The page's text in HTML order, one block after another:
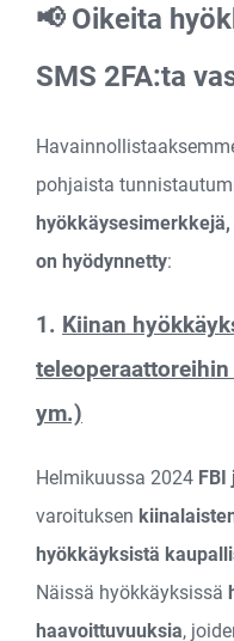
📢 Oikeita
SMS 2FA:ta
pohjaista
on hyödynnetty:
1. Kiinan
ym.)
Helmikuussa 2024 FBI
varoituksen
hyökkäyksistä
Näissä hyökkäyksissä
haavoittuvuuksia,